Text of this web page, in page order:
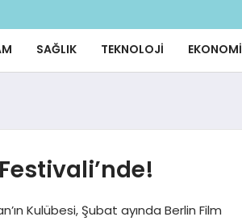
SAĞLIK TEKNOLOJI EKONOMI
Kulübesi, Şubat ayında Berlin Film